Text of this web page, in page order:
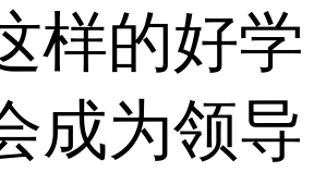
样的好学
成为领导